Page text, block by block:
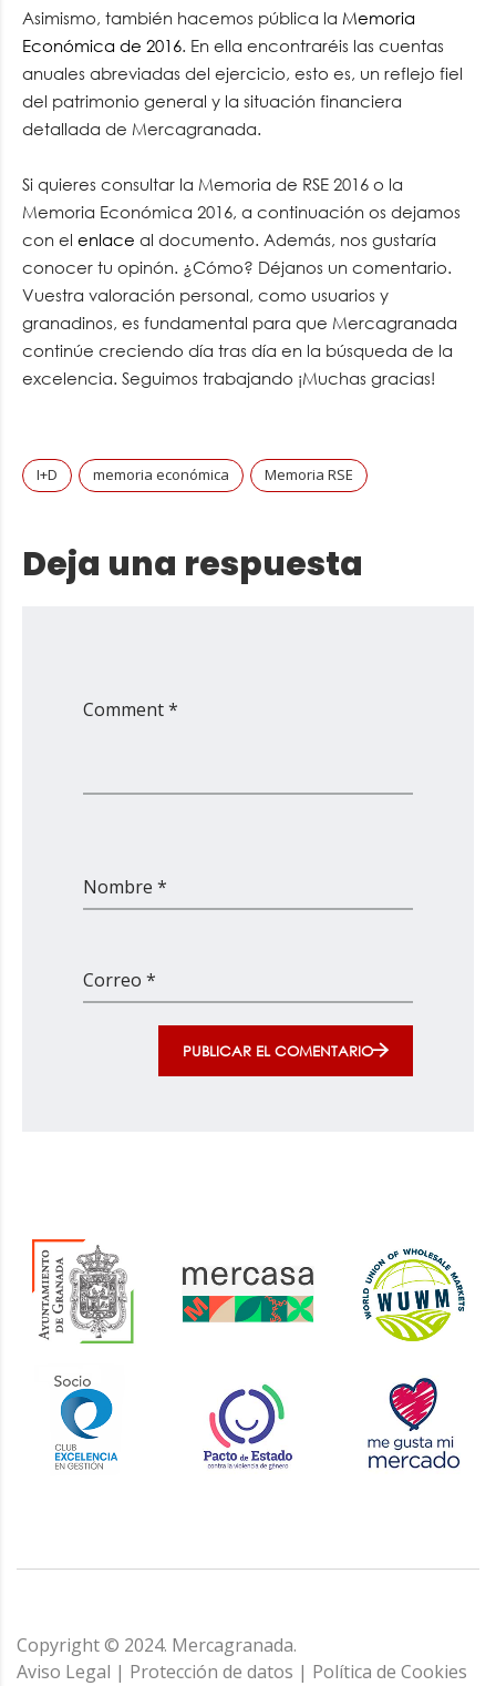
Asimismo, también hacemos pública la Memoria
Económica de 2016. En ella encontraréis las cuentas
anuales abreviadas del ejercicio, esto es, un reflejo fiel
del patrimonio general y la situación financiera
detallada de Mercagranada.
Si quieres consultar la Memoria de RSE 2016 o la
Memoria Económica 2016, a continuación os dejamos
con el enlace al documento. Además, nos gustaría
conocer tu opinón. ¿Cómo? Déjanos un comentario.
Vuestra valoración personal, como usuarios y
granadinos, es fundamental para que Mercagranada
continúe creciendo día tras día en la búsqueda de la
excelencia. Seguimos trabajando ¡Muchas gracias!
I+D memoria económica Memoria RSE
Deja una respuesta
Comment *
Nombre *
Correo *
PUBLICAR EL COMENTARIO
Copyright © 2024. Mercagranada.
Aviso Legal | Protección de datos | Política de Cookies